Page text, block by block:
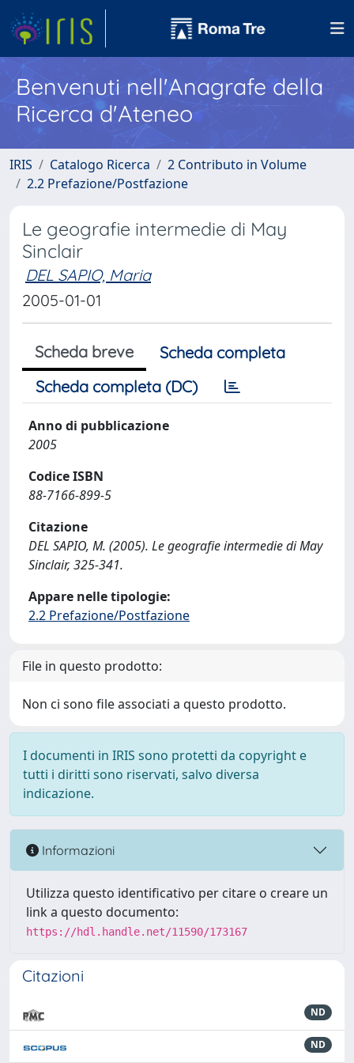
Benvenuti nell'Anagrafe della
Ricerca d'Ateneo
IRIS Catalogo Ricerca
2 Contributo in Volume
2.2 Prefazione/Postfazione
Le geografie intermedie di May
Sinclair
DEL SAPIO, Maria
2005-01-01
Scheda breve
Scheda completa
Scheda completa (DC)
Anno di pubblicazione
2005
Codice ISBN
88-7166-899-5
Citazione
DEL SAPIO, M. (2005). Le geografie intermedie di May
Sinclair, 325-341.
Appare nelle tipologie:
2.2 Prefazione/Postfazione
File in questo prodotto:
Non ci sono file associati a questo prodotto.
I documenti in IRIS sono protetti da copyright e
tutti i diritti sono riservati, salvo diversa
indicazione.
Informazioni
Utilizza questo identificativo per citare o creare un
link a questo documento:
https://hdl.handle.net/11590/173167
Citazioni
ND
ND